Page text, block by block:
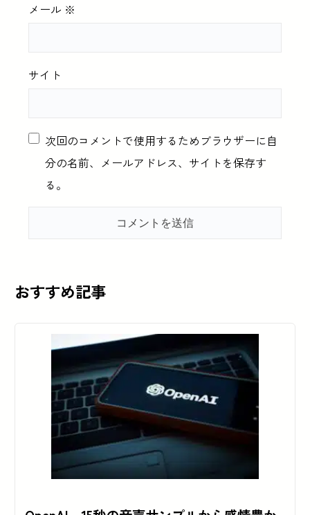
メール ※
サイト
次回のコメントで使用するためブラウザーに自
分の名前、メールアドレス、サイトを保存す
る。
おすすめ記事